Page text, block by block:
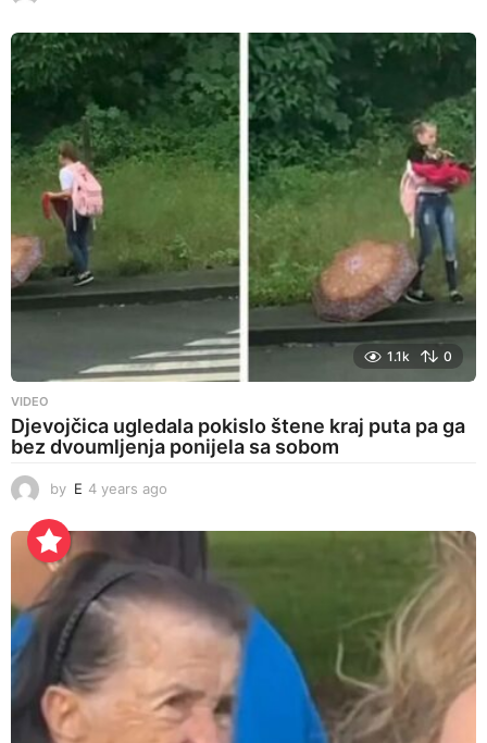
e
r
s
a
g
o
1.1k 0
VIDEO
Djevojčica ugledala pokislo štene kraj puta pa ga
bez dvoumljenja ponijela sa sobom
by E 4 years ago
e
r
s
a